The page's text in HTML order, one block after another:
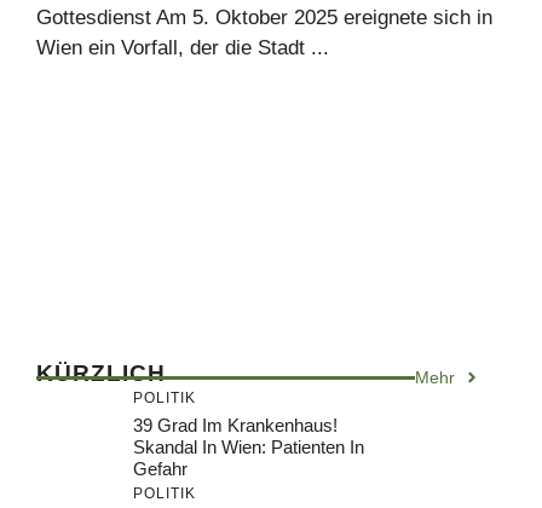
Gottesdienst Am 5. Oktober 2025 ereignete sich in
Wien ein Vorfall, der die Stadt ...
KÜRZLICH Mehr
POLITIK
39 Grad Im Krankenhaus!
Skandal In Wien: Patienten In
Gefahr
POLITIK